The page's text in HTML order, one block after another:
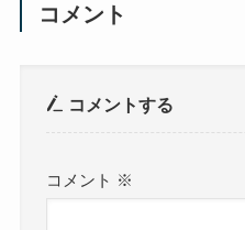
コメント
コメントする
コメント ※